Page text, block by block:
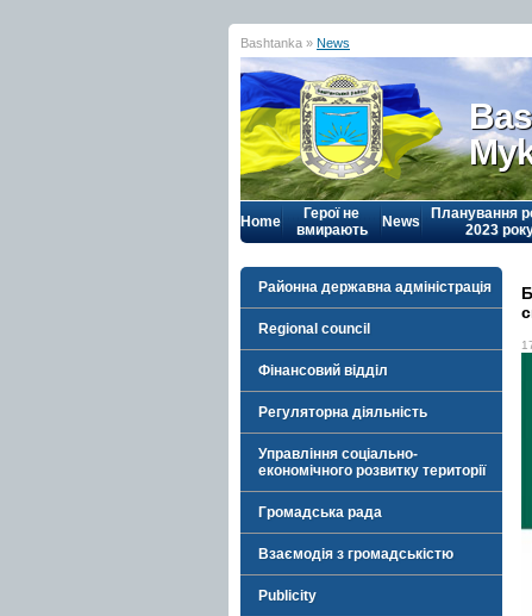
Bashtanka » News
Home
Герої не
вмирають
News
Планування
2023
Районна державна адміністрація
Regional council
Фінансовий відділ
Регуляторна діяльність
Управління соціально-
економічного розвитку території
Громадська рада
Взаємодія з громадськістю
Publicity